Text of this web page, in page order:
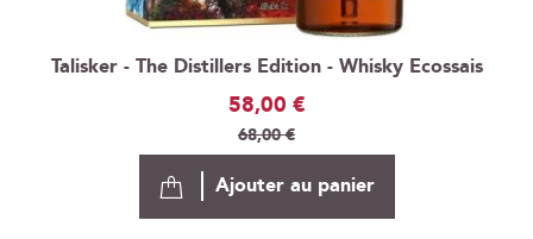
Talisker - The Distillers Edition - Whisky Ecossais
Prix
Spécial
58,00 €
68,00 €
Ajouter au panier